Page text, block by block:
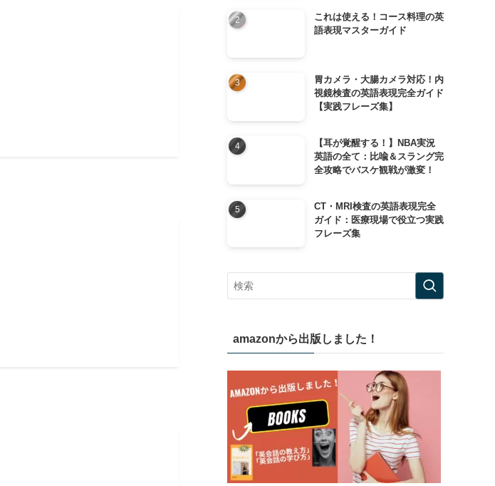
これは使える！コース料理の英
語表現マスターガイド
胃カメラ・大腸カメラ対応！内
視鏡検査の英語表現完全ガイド
【実践フレーズ集】
【耳が覚醒する！】NBA実況
英語の全て：比喩＆スラング完
全攻略でバスケ観戦が激変！
CT・MRI検査の英語表現完全
ガイド：医療現場で役立つ実践
フレーズ集
amazonから出版しました！